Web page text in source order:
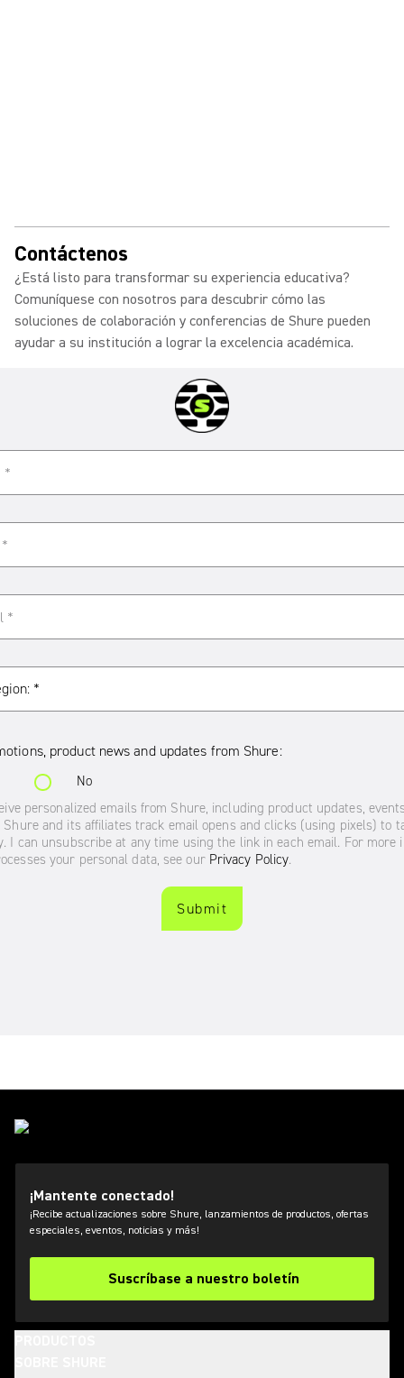
Contáctenos
¿Está listo para transformar su experiencia educativa?
Comuníquese con nosotros para descubrir cómo las
soluciones de colaboración y conferencias de Shure pueden
ayudar a su institución a lograr la excelencia académica.
¡Mantente conectado!
¡Recibe actualizaciones sobre Shure, lanzamientos de productos, ofertas
especiales, eventos, noticias y más!
Suscríbase a nuestro boletín